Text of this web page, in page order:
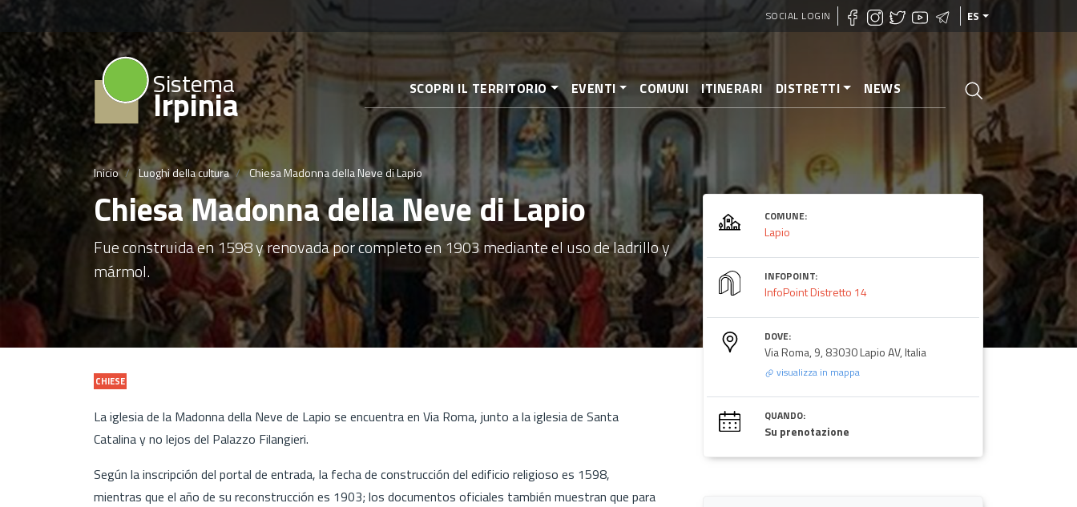
al
contenido
principal
SOCIAL LOGIN ES
Sistema
Irpinia SCOPRI IL TERRITORIO EVENTI COMUNI ITINERARI DISTRETTI NEWS
Inicio Luoghi della cultura Chiesa Madonna della Neve di Lapio
Chiesa Madonna della Neve di Lapio
Fue construida en 1598 y renovada por completo en 1903 mediante el uso de ladrillo y
mármol.
CHIESE
La iglesia de la Madonna della Neve de Lapio se encuentra en Via Roma, junto a la iglesia de Santa
Catalina y no lejos del Palazzo Filangieri.
Según la inscripción del portal de entrada, la fecha de construcción del edificio religioso es 1598,
mientras que el año de su reconstrucción es 1903; los documentos oficiales también muestran que para
COMUNE:
Lapio
INFOPOINT:
InfoPoint Distretto 14
DOVE:
Via Roma, 9, 83030 Lapio AV, Italia
visualizza in mappa
QUANDO:
Su prenotazione